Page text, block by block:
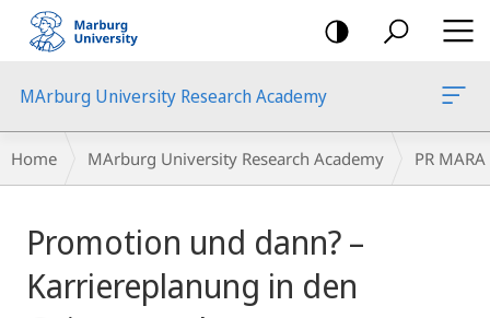
mobile
navigation
MArburg University Research Academy
Breadcrumb-
Navigation
Home MArburg University Research Academy PR MARA
content
Promotion und dann? –
Karriereplanung in den